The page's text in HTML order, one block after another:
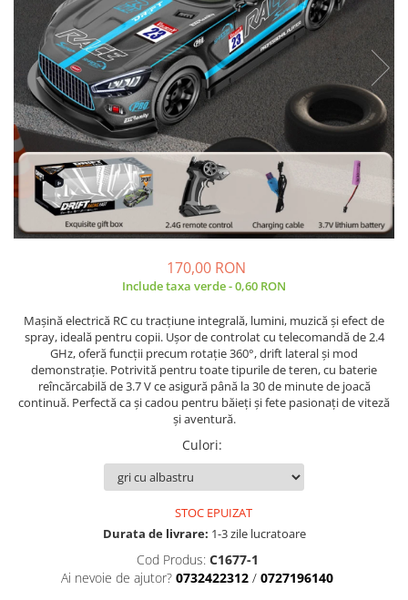
170,00 RON
Include taxa verde - 0,60 RON
Mașină electrică RC cu tracțiune integrală, lumini, muzică și efect de
spray, ideală pentru copii. Ușor de controlat cu telecomandă de 2.4
GHz, oferă funcții precum rotație 360°, drift lateral și mod
demonstrație. Potrivită pentru toate tipurile de teren, cu baterie
reîncărcabilă de 3.7 V ce asigură până la 30 de minute de joacă
continuă. Perfectă ca și cadou pentru băieți și fete pasionați de viteză
și aventură.
Culori:
STOC EPUIZAT
Durata de livrare: 1-3 zile lucratoare
Cod Produs: C1677-1
Ai nevoie de ajutor? 0732422312 / 0727196140